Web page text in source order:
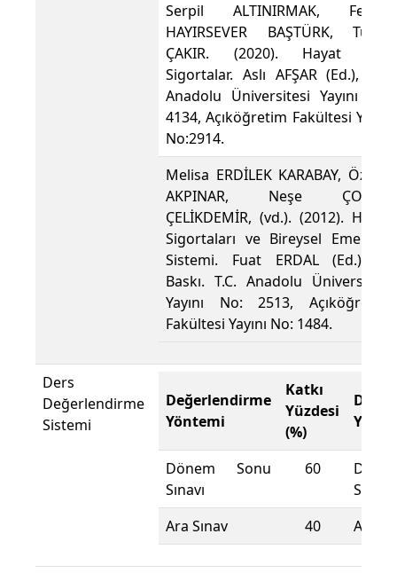
Serpil ALTINIRMAK, Feride
HAYIRSEVER BAŞTÜRK, Tufan
ÇAKIR. (2020). Hayat Dışı
Sigortalar. Aslı AFŞAR (Ed.), T.C.
Anadolu Üniversitesi Yayını No:
4134, Açıköğretim Fakültesi Yayın
No:2914.
Melisa ERDİLEK KARABAY, Özgür
AKPINAR, Neşe ÇOBAN
ÇELİKDEMİR, (vd.). (2012). Hayat
Sigortaları ve Bireysel Emeklilik
Sistemi. Fuat ERDAL (Ed.). 1.
Baskı. T.C. Anadolu Üniversitesi
Yayını No: 2513, Açıköğretim
Fakültesi Yayını No: 1484.
Ders
Değerlendirme
Sistemi
Değerlendirme
Yöntemi
Katkı
Yüzdesi
(%)
Dönem Sonu
Sınavı
60
Sınavı
Ara Sınav
40 Ara